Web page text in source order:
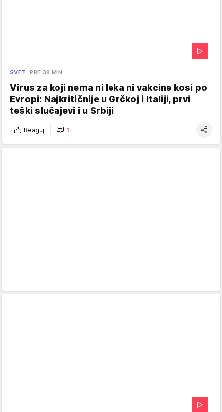
SVET PRE 38 MIN
Virus za koji nema ni leka ni vakcine kosi po
Evropi: Najkritičnije u Grčkoj i Italiji, prvi
teški slučajevi i u Srbiji
Reaguj 1